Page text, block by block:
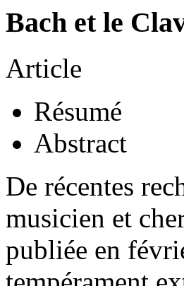
Bach et le
Article
Résumé
Abstract
De récentes
musicien et
publiée en